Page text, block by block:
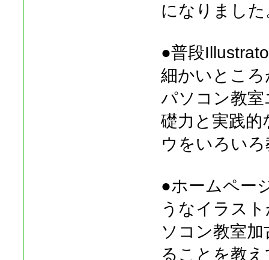
になりました
●普段
細かいとこ
パソコン教
礎力と実践
ウをいろい
●ホームペー
うなイラス
ソコン教室
ることを教